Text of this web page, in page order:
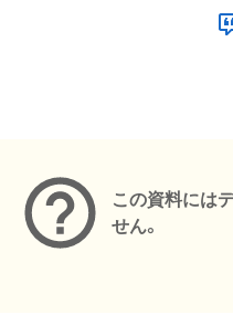
この資料には
せん。